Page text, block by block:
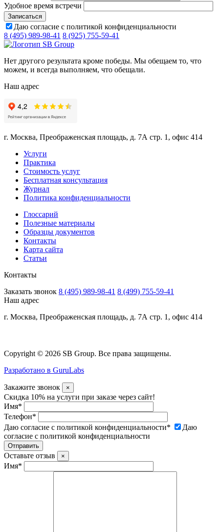
Удобное время встречи
Даю согласие с политикой конфиденциальности
8 (495) 989-98-41 8 (925) 755-59-41
Нет другого результата кроме победы. Мы обещаем то, что
можем, и всегда выполняем, что обещали.
Наш адрес
г. Москва, Преображенская площадь, д. 7А стр. 1, офис 414
Услуги
Практика
Стоимость услуг
Бесплатная консультация
Журнал
Политика конфиденциальности
Глоссарий
Полезные материалы
Образцы документов
Контакты
Карта сайта
Статьи
Контакты
Заказать звонок 8 (495) 989-98-41 8 (499) 755-59-41
Наш адрес
г. Москва, Преображенская площадь, д. 7А стр. 1, офис 414
Copyright © 2026 SB Group. Все права защищены.
Разработано в GuruLabs
Закажите звонок ×
Скидка 10% на услуги при заказе через сайт!
Имя*
Телефон*
Даю согласие с политикой конфиденциальности*
Даю
согласие с политикой конфиденциальности
Оставьте отзыв ×
Имя*